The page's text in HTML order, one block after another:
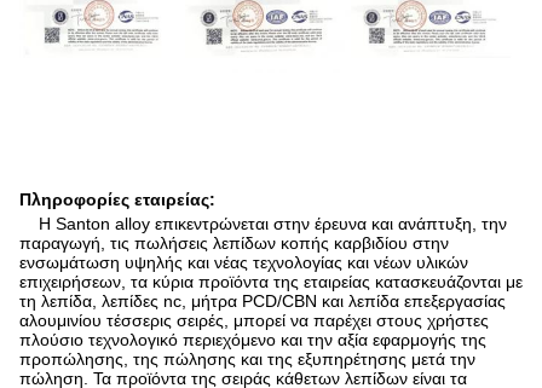
Πληροφορίες εταιρείας:
Η Santon alloy επικεντρώνεται στην έρευνα και ανάπτυξη, την
παραγωγή, τις πωλήσεις λεπίδων κοπής καρβιδίου στην
ενσωμάτωση υψηλής και νέας τεχνολογίας και νέων υλικών
επιχειρήσεων, τα κύρια προϊόντα της εταιρείας κατασκευάζονται με
τη λεπίδα, λεπίδες nc, μήτρα PCD/CBN και λεπίδα επεξεργασίας
αλουμινίου τέσσερις σειρές, μπορεί να παρέχει στους χρήστες
πλούσιο τεχνολογικό περιεχόμενο και την αξία εφαρμογής της
προπώλησης, της πώλησης και της εξυπηρέτησης μετά την
πώληση. Τα προϊόντα της σειράς κάθετων λεπίδων είναι τα